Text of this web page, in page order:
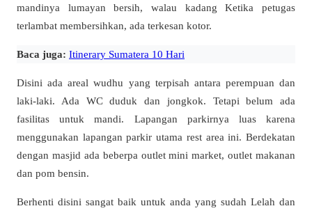
mandinya lumayan bersih, walau kadang Ketika petugas
terlambat membersihkan, ada terkesan kotor.
Baca juga: Itinerary Sumatera 10 Hari
Disini ada areal wudhu yang terpisah antara perempuan dan
laki-laki. Ada WC duduk dan jongkok. Tetapi belum ada
fasilitas untuk mandi. Lapangan parkirnya luas karena
menggunakan lapangan parkir utama rest area ini. Berdekatan
dengan masjid ada beberpa outlet mini market, outlet makanan
dan pom bensin.
Berhenti disini sangat baik untuk anda yang sudah Lelah dan